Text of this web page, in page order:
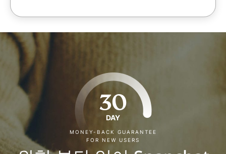
30
DAY
MONEY-BACK GUARANTEE
FOR NEW USERS